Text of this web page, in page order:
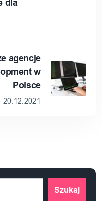
dla
agencje
w
Polsce
20.12.2021
Szukaj